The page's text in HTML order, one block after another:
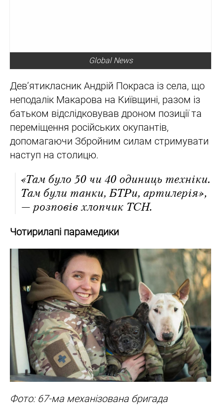
Global News
Дев’ятикласник Андрій Покраса із села, що
неподалік Макарова на Київщині, разом із
батьком відслідковував дроном позиції та
переміщення російських окупантів,
допомагаючи Збройним силам стримувати
наступ на столицю.
«Там було 50 чи 40 одиниць техніки.
Там були танки, БТРи, артилерія»,
— розповів хлопчик ТСН.
Чотирилапі парамедики
Фото: 67-ма механізована бригада